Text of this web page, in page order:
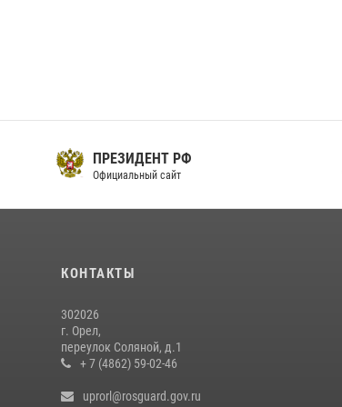
ПРЕЗИДЕНТ РФ
Официальный сайт
КОНТАКТЫ
302026
г. Орел,
переулок Соляной, д.1
+ 7 (4862) 59-02-46
uprorl@rosguard.gov.ru